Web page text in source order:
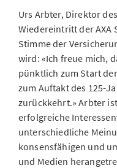
Urs Arbter, Direktor
Wiedereintritt der AXA
Stimme der
wird: «Ich freue mich,
pünktlich zum Start
zum Auftakt des 125-
zurückkehrt.» Arbter
erfolgreiche
unterschiedliche
konsensfähigen und
und Medien